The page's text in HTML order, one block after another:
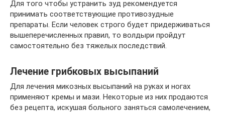
Для того чтобы устранить зуд рекомендуется
принимать соответствующие противозудные
препараты. Если человек строго будет придерживаться
вышеперечисленных правил, то волдыри пройдут
самостоятельно без тяжелых последствий.
Лечение грибковых высыпаний
Для лечения микозных высыпаний на руках и ногах
применяют кремы и мази. Некоторые из них продаются
без рецепта, искушая больного заняться самолечением,